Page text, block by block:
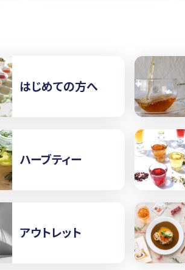
はじめての方へ
ハーブティー
アウトレット